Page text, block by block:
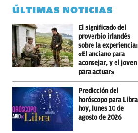
ÚLTIMAS NOTICIAS
El significado del
proverbio irlandés
sobre la experiencia:
«El anciano para
aconsejar, y el joven
para actuar»
Predicción del
horóscopo para Libra
hoy, lunes 10 de
agosto de 2026